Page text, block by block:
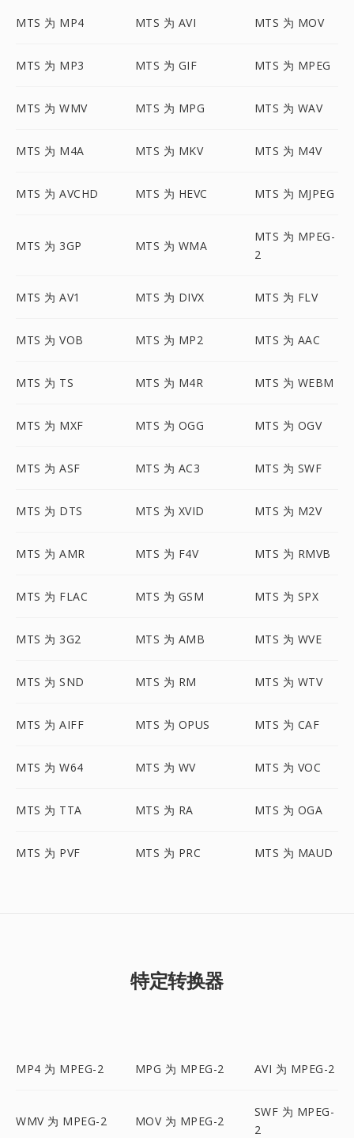
MTS 为 MP4 MTS 为 AVI MTS 为 MOV
MTS 为 MP3 MTS 为 GIF MTS 为 MPEG
MTS 为 WMV MTS 为 MPG MTS 为 WAV
MTS 为 M4A MTS 为 MKV MTS 为 M4V
MTS 为 AVCHD MTS 为 HEVC MTS 为 MJPEG
MTS 为 3GP MTS 为 WMA
MTS 为 MPEG-
2
MTS 为 AV1 MTS 为 DIVX MTS 为 FLV
MTS 为 VOB MTS 为 MP2 MTS 为 AAC
MTS 为 TS MTS 为 M4R MTS 为 WEBM
MTS 为 MXF MTS 为 OGG MTS 为 OGV
MTS 为 ASF MTS 为 AC3 MTS 为 SWF
MTS 为 DTS MTS 为 XVID MTS 为 M2V
MTS 为 AMR MTS 为 F4V MTS 为 RMVB
MTS 为 FLAC MTS 为 GSM MTS 为 SPX
MTS 为 3G2 MTS 为 AMB MTS 为 WVE
MTS 为 SND MTS 为 RM MTS 为 WTV
MTS 为 AIFF MTS 为 OPUS MTS 为 CAF
MTS 为 W64 MTS 为 WV MTS 为 VOC
MTS 为 TTA MTS 为 RA MTS 为 OGA
MTS 为 PVF MTS 为 PRC MTS 为 MAUD
特定转换器
MP4 为 MPEG-2 MPG 为 MPEG-2 AVI 为 MPEG-2
WMV 为 MPEG-2 MOV 为 MPEG-2
SWF 为 MPEG-
2